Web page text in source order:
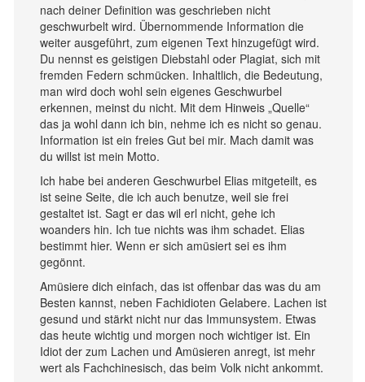
nach deiner Definition was geschrieben nicht
geschwurbelt wird. Übernommende Information die
weiter ausgeführt, zum eigenen Text hinzugefügt wird.
Du nennst es geistigen Diebstahl oder Plagiat, sich mit
fremden Federn schmücken. Inhaltlich, die Bedeutung,
man wird doch wohl sein eigenes Geschwurbel
erkennen, meinst du nicht. Mit dem Hinweis „Quelle“
das ja wohl dann ich bin, nehme ich es nicht so genau.
Information ist ein freies Gut bei mir. Mach damit was
du willst ist mein Motto.
Ich habe bei anderen Geschwurbel Elias mitgeteilt, es
ist seine Seite, die ich auch benutze, weil sie frei
gestaltet ist. Sagt er das wil erl nicht, gehe ich
woanders hin. Ich tue nichts was ihm schadet. Elias
bestimmt hier. Wenn er sich amüsiert sei es ihm
gegönnt.
Amüsiere dich einfach, das ist offenbar das was du am
Besten kannst, neben Fachidioten Gelabere. Lachen ist
gesund und stärkt nicht nur das Immunsystem. Etwas
das heute wichtig und morgen noch wichtiger ist. Ein
Idiot der zum Lachen und Amüsieren anregt, ist mehr
wert als Fachchinesisch, das beim Volk nicht ankommt.